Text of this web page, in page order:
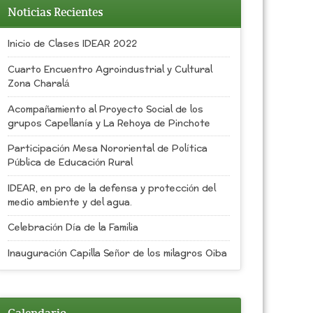
Noticias Recientes
Inicio de Clases IDEAR 2022
Cuarto Encuentro Agroindustrial y Cultural
Zona Charalá
Acompañamiento al Proyecto Social de los
grupos Capellanía y La Rehoya de Pinchote
Participación Mesa Nororiental de Política
Pública de Educación Rural
IDEAR, en pro de la defensa y protección del
medio ambiente y del agua.
Celebración Día de la Familia
Inauguración Capilla Señor de los milagros Oiba